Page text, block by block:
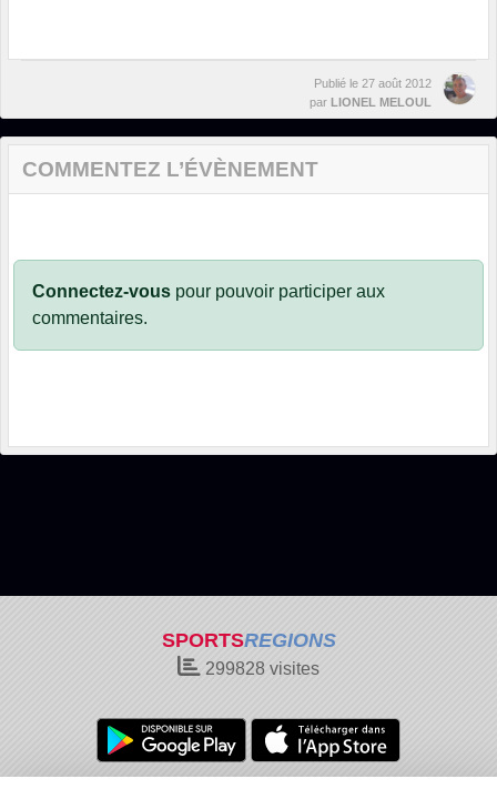
Publié le 27 août 2012
par LIONEL MELOUL
COMMENTEZ L’ÉVÈNEMENT
Connectez-vous pour pouvoir participer aux
commentaires.
SPORTSREGIONS
299828 visites